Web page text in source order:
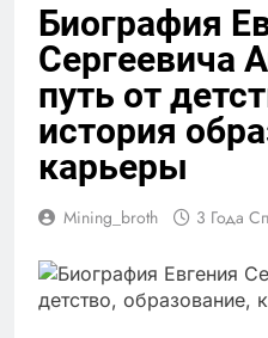
Биография
Сергеевича
путь от
история
карьеры
Mining_broth 3 Года